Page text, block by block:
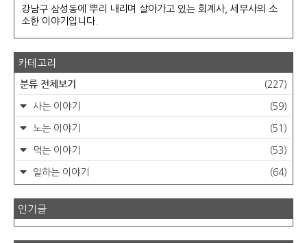
강남구 삼성동에 뿌리 내리며 살아가고 있는 회계사, 세무사의 소
소한 이야기입니다.
카테고리
분류 전체보기 (227)
사는 이야기 (59)
노는 이야기 (51)
먹는 이야기 (53)
일하는 이야기 (64)
인기글